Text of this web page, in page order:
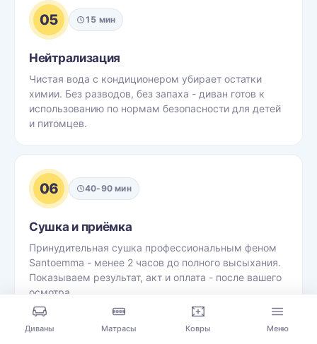
05 15 мин
Нейтрализация
Чистая вода с кондиционером убирает остатки
химии. Без разводов, без запаха - диван готов к
использованию по нормам безопасности для детей
и питомцев.
06 40-90 мин
Сушка и приёмка
Принудительная сушка профессиональным феном
Santoemma - менее 2 часов до полного высыхания.
Показываем результат, акт и оплата - после вашего
осмотра.
Диваны Матрасы Ковры Меню